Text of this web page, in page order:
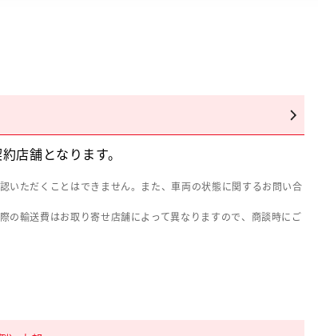
店舗となります。
いただくことはできません。また、車両の状態に関するお問い合
の輸送費はお取り寄せ店舗によって異なりますので、商談時にご